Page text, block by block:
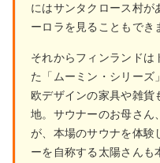
にはサンタクロース村が
ーロラを見ることもでき
それからフィンランドは
た「ムーミン・シリーズ
欧デザインの家具や雑貨
地。サウナーのお母さん
が、本場のサウナを体験
ーを自称する太陽さんも